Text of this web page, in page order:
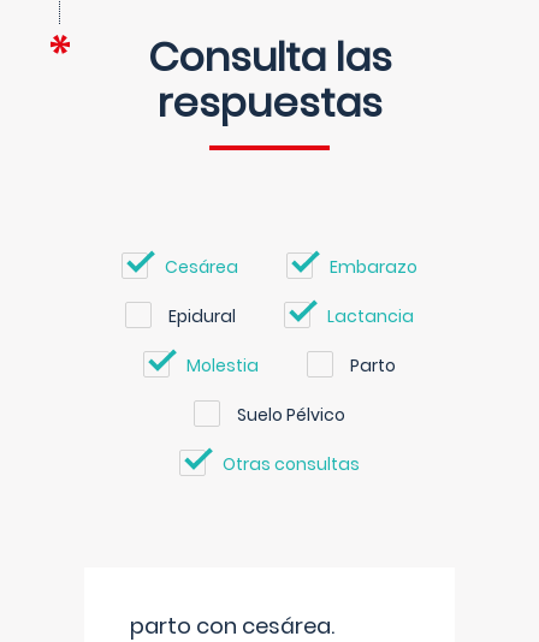
Consulta las
respuestas
Cesárea Embarazo
Epidural Lactancia
Molestia Parto
Suelo Pélvico
Otras consultas
parto con cesárea.